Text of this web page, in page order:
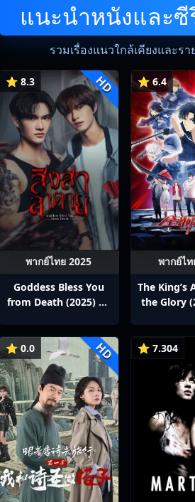
แนะนำหนังและซี
รวมเรื่องแนวใกล้เคียงและ
⭐ 8.3 HD
พากย์ไทย 2025
Goddess Bless You
from Death (2025) สิง
⭐ 6.4
พากย์ไ
The King’s
the Glory
⭐ 0.0 HD ⭐ 7.304